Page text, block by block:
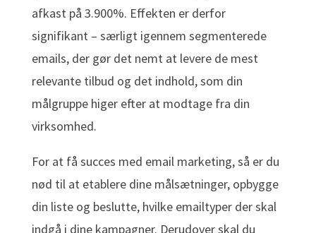
afkast på 3.900%. Effekten er derfor
signifikant – særligt igennem segmenterede
emails, der gør det nemt at levere de mest
relevante tilbud og det indhold, som din
målgruppe higer efter at modtage fra din
virksomhed.
For at få succes med email marketing, så er du
nød til at etablere dine målsætninger, opbygge
din liste og beslutte, hvilke emailtyper der skal
indgå i dine kampagner. Derudover skal du